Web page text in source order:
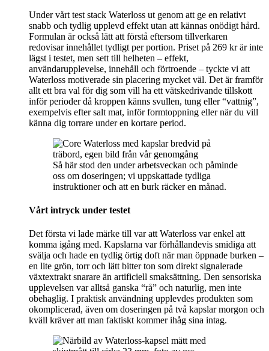
Under vårt test stack Waterloss ut genom att ge en relativt
snabb och tydlig upplevd effekt utan att kännas onödigt hård.
Formulan är också lätt att förstå eftersom tillverkaren
redovisar innehållet tydligt per portion. Priset på 269 kr är inte
lägst i testet, men sett till helheten – effekt,
användarupplevelse, innehåll och förtroende – tyckte vi att
Waterloss motiverade sin placering mycket väl. Det är framför
allt ett bra val för dig som vill ha ett vätskedrivande tillskott
inför perioder då kroppen känns svullen, tung eller “vattnig”,
exempelvis efter salt mat, inför formtoppning eller när du vill
känna dig torrare under en kortare period.
Så här stod den under arbetsveckan och påminde
oss om doseringen; vi uppskattade tydliga
instruktioner och att en burk räcker en månad.
Vårt intryck under testet
Det första vi lade märke till var att Waterloss var enkel att
komma igång med. Kapslarna var förhållandevis smidiga att
svälja och hade en tydlig örtig doft när man öppnade burken –
en lite grön, torr och lätt bitter ton som direkt signalerade
växtextrakt snarare än artificiell smaksättning. Den sensoriska
upplevelsen var alltså ganska “rå” och naturlig, men inte
obehaglig. I praktisk användning upplevdes produkten som
okomplicerad, även om doseringen på två kapslar morgon och
kväll kräver att man faktiskt kommer ihåg sina intag.